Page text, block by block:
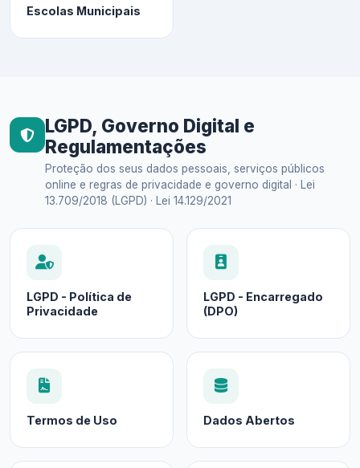
Escolas Municipais
LGPD, Governo Digital e
Regulamentações
Proteção dos seus dados pessoais, serviços públicos
online e regras de privacidade e governo digital · Lei
13.709/2018 (LGPD) · Lei 14.129/2021
LGPD - Política de
Privacidade
LGPD - Encarregado
(DPO)
Termos de Uso Dados Abertos